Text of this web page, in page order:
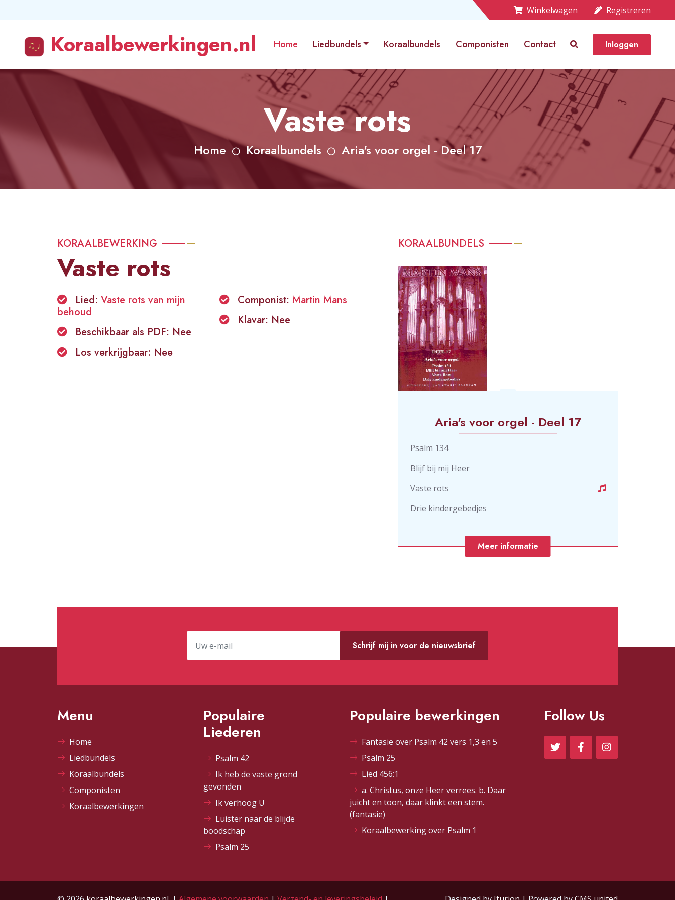
Winkelwagen Registreren
Koraalbewerkingen.nl Home Liedbundels Koraalbundels Componisten Contact Inloggen
Vaste rots
Home Koraalbundels Aria's voor orgel - Deel 17
KORAALBEWERKING
Vaste rots
Lied: Vaste rots van mijn
behoud
Beschikbaar als PDF: Nee
Los verkrijgbaar: Nee
Componist:Martin Mans
Klavar: Nee
KORAALBUNDELS
Aria's voor orgel - Deel 17
Psalm 134
Blijf bij mij Heer
Vaste rots
Drie kindergebedjes
Meer informatie
Schrijf mij in voor de nieuwsbrief
Menu
Home
Liedbundels
Koraalbundels
Componisten
Koraalbewerkingen
Populaire
Liederen
Psalm 42
Ik heb de vaste grond
gevonden
Ik verhoog U
Luister naar de blijde
boodschap
Psalm 25
Populaire bewerkingen
Fantasie over Psalm 42 vers 1,3 en 5
Psalm 25
Lied 456:1
a. Christus, onze Heer verrees. b. Daar
juicht en toon, daar klinkt een stem.
(fantasie)
Koraalbewerking over Psalm 1
Follow Us